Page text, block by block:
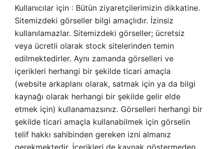
Kullanıcılar için : Bütün ziyaretçilerimizin dikkatine.
Sitemizdeki görseller bilgi amaçlıdır. İzinsiz
kullanılamazlar. Sitemizdeki görseller; ücretsiz
veya ücretli olarak stock sitelerinden temin
edilmektedirler. Aynı zamanda görselleri ve
içerikleri herhangi bir şekilde ticari amaçla
(website arkaplanı olarak, satmak için ya da bilgi
kaynağı olarak herhangi bir şekilde gelir elde
etmek için) kullanamazsınız. Görselleri herhangi bir
şekilde ticari amaçla kullanabilmek için görselin
telif hakkı sahibinden gereken izni almanız
gerekmektedir. İçerikleri de kaynak göstermeden